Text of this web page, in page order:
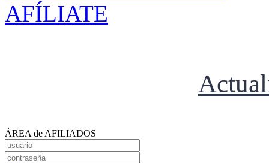
AFÍLIATE
ÁREA de AFILIADOS